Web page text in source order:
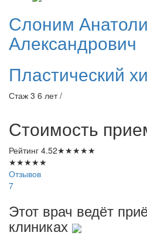
Слоним
Александрович
Пластический
Стаж 3 6 лет /
Стоимость
Рейтинг 4.52★★★★★
★★★★★
Отзывов
7
Этот врач ведёт
клиниках